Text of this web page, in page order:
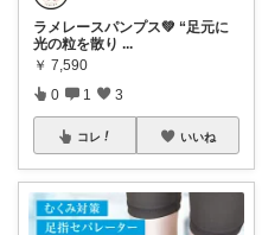
ラメレースパンプス💚 “足元に
光の粒を散り ...
￥ 7,590
0 1 3
コレ いいね